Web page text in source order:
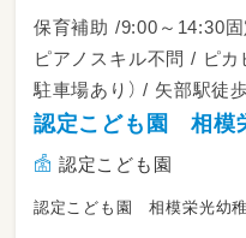
ってください
保育補助 /9:00～14:30
ピアノスキル不問 / ピカ
駐車場あり） / 矢部駅徒
認定こども園 相模
認定こども園
認定こども園 相模栄光幼